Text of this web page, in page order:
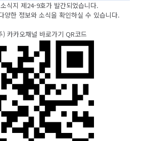
식지 제24-9호가 발간되었습니다.
양한 정보와 소식을 확인하실 수 있습니다.
카카오채널 바로가기 QR코드